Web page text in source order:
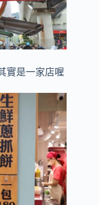
實是一家店喔